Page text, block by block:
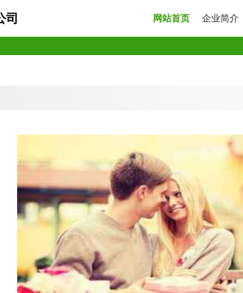
司 网站首页 企业简介